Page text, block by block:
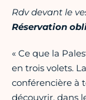
Rdv devant le
Réservation
« Ce que la
en trois volets.
conférencière à
découvrir, dans